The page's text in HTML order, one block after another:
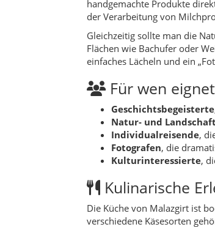
Kulinarische
Die Küche von Malazgirt ist
verschiedene Käsesorten
Joghurtkugeln (kurut).
In vielen Familien gibt es
turkeyregional.com können
Gerichte zu Hause
Hinweis:Weitere Rezepte
Natur &
Malazgirt ist ein Landkreis
strategisch erhöhten
kleinen Gehölzen.